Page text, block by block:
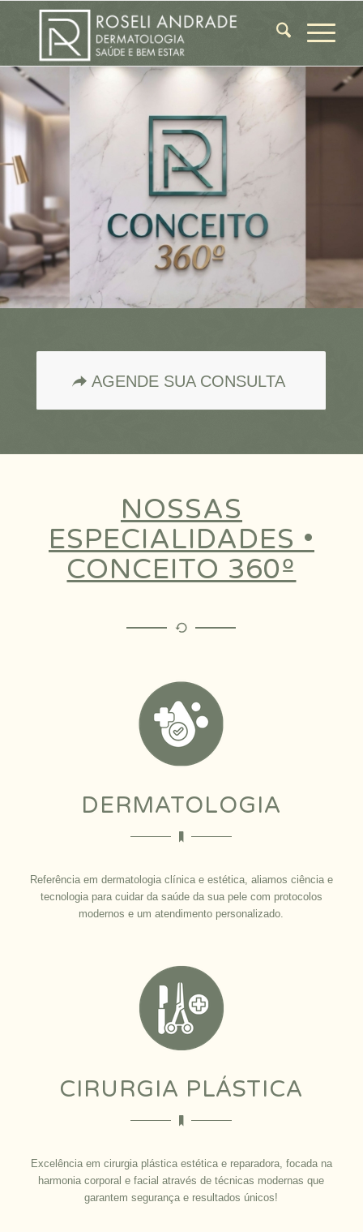
AGENDE SUA CONSULTA
NOSSAS
ESPECIALIDADES •
CONCEITO 360º
DERMATOLOGIA
Referência em dermatologia clínica e estética, aliamos ciência e
tecnologia para cuidar da saúde da sua pele com protocolos
modernos e um atendimento personalizado.
CIRURGIA PLÁSTICA
Excelência em cirurgia plástica estética e reparadora, focada na
harmonia corporal e facial através de técnicas modernas que
garantem segurança e resultados únicos!